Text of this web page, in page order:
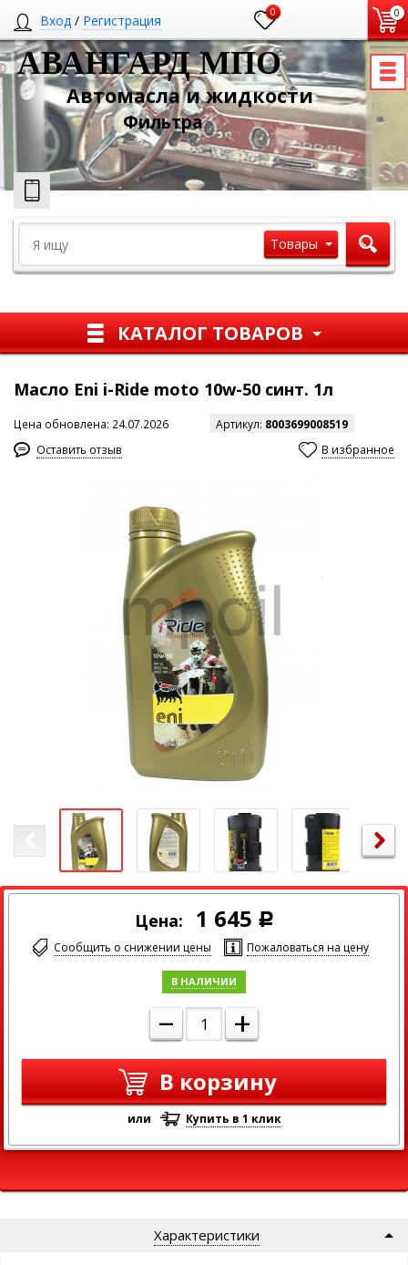
Вход / Регистрация 0 0
АВАНГАРД МПО
Автомасла и жидкости
Фильтра
Товары
КАТАЛОГ ТОВАРОВ
Масло Eni i-Ride moto 10w-50 синт. 1л
Цена обновлена: 24.07.2026 Артикул: 8003699008519
Оставить отзыв
В избранное
Цена: 1 645 Р
Сообщить о снижении цены
Пожаловаться на цену
В НАЛИЧИИ
– +
В корзину
или Купить в 1 клик
Характеристики